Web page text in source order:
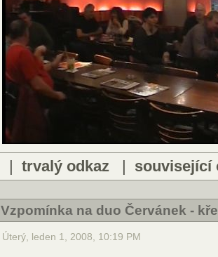
| trvalý odkaz | související
Vzpomínka na duo Červánek -
Úterý, leden 1, 2008, 10:19 PM